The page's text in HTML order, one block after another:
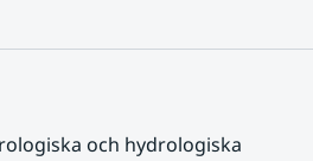
och hydrologiska